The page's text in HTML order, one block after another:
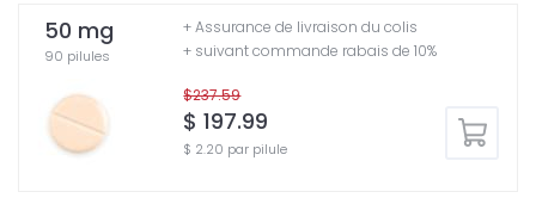
50 mg
90 pilules
$237.59
$ 197.99
$ 2.20 par pilule
+ Assurance de livraison du colis
+ suivant commande rabais de 10%